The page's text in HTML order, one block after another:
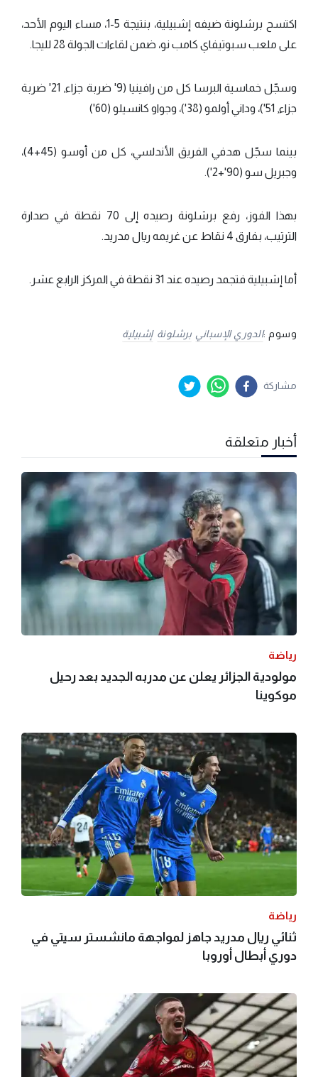
اكتسح برشلونة ضيفه إشبيلية، بنتيجة 5-1، مساء اليوم الأحد،
على ملعب سبوتيفاي كامب نو، ضمن لقاءات الجولة 28 لليجا.
وسجّل خماسية البرسا كل من رافينيا (9' ضربة جزاء, 21' ضربة
جزاء, 51')، وداني أولمو (38')، وجواو كانسيلو (60')
بينما سجّل هدفي الفريق الأندلسي، كل من أوسو (45+4)،
وجبريل سو (90'+2').
بهذا الفوز، رفع برشلونة رصيده إلى 70 نقطة في صدارة
الترتيب، بفارق 4 نقاط عن غريمه ريال مدريد.
أما إشبيلية فتجمد رصيده عند 31 نقطة في المركز الرابع عشر.
وسوم :الدوري الإسباني برشلونة إشبيلية
مشاركة
أخبار متعلقة
رياضة
مولودية الجزائر يعلن عن مدربه الجديد بعد رحيل
موكوينا
رياضة
ثنائي ريال مدريد جاهز لمواجهة مانشستر سيتي في
دوري أبطال أوروبا